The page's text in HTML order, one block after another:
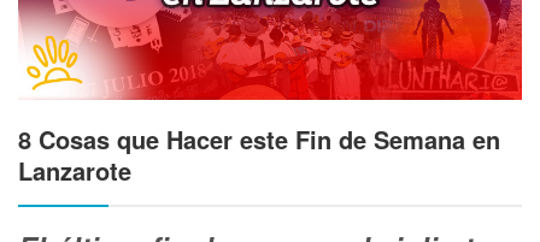
8 Cosas que Hacer este Fin de Semana en
Lanzarote